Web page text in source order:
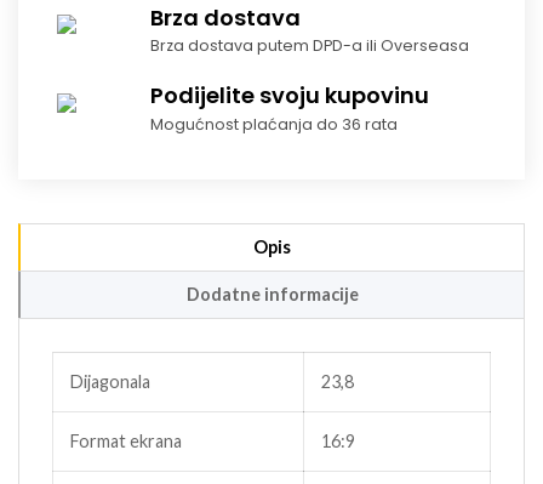
Brza dostava
Brza dostava putem DPD-a ili Overseasa
Podijelite svoju kupovinu
Mogućnost plaćanja do 36 rata
Opis
Dodatne informacije
Dijagonala 23,8
Format ekrana 16:9